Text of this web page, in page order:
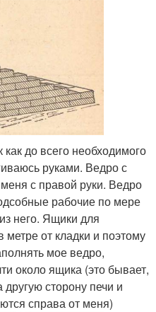
до всего необходимого
руками. Ведро с
с правой руки. Ведро
рабочие по мере
него. Ящики для
от кладки и поэтому
мое ведро,
около ящика (это бывает,
другую сторону печи и
справа от меня)